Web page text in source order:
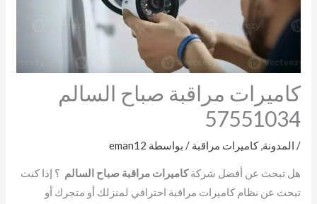
كاميرات مراقبة صباح السالم
57551034
/ المدونة,كاميرات مراقبة / بواسطة eman12
هل تبحث عن أفضل شركةكاميرات مراقبة صباح السالم ؟ إذا كنت
تبحث عن نظام كاميرات مراقبة احترافي لمنزلك أو متجرك أو